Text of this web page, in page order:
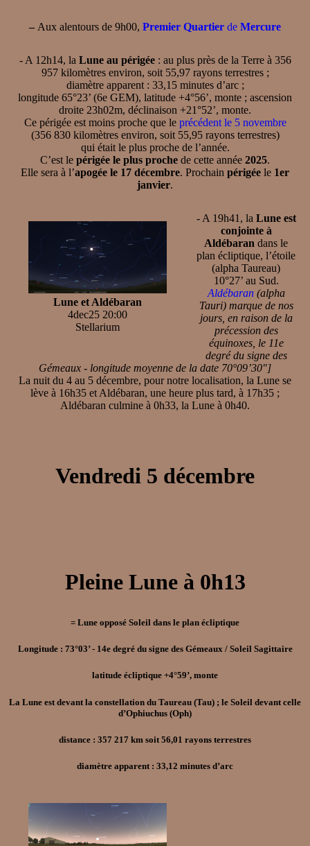
– Aux alentours de 9h00, Premier Quartier de Mercure
- A 12h14, la Lune au périgée: au plus près de la Terre à 356
957 kilomètres environ, soit 55,97 rayons terrestres ;
diamètre apparent : 33,15 minutes d’arc ;
longitude 65°23’ (6e GEM), latitude +4°56’, monte ; ascension
droite 23h02m, déclinaison +21°52’, monte.
Ce périgée est moins proche que le précédent le 5 novembre
(356 830 kilomètres environ, soit 55,95 rayons terrestres)
qui était le plus proche de l’année.
C’est le périgée le plus proche de cette année 2025.
Elle sera à l’apogée le 17 décembre. Prochain périgée le 1er
janvier.
Lune et Aldébaran
4dec25 20:00
Stellarium
- A 19h41, la Lune est
conjointe à
Aldébaran dans le
plan écliptique, l’étoile
(alpha Taureau)
10°27’ au Sud.
Aldébaran(alpha
Tauri) marque de nos
jours, en raison de la
précession des
équinoxes, le 11e
degré du signe des
Gémeaux - longitude moyenne de la date 70°09’30"]
La nuit du 4 au 5 décembre, pour notre localisation, la Lune se
lève à 16h35 et Aldébaran, une heure plus tard, à 17h35 ;
Aldébaran culmine à 0h33, la Lune à 0h40.
Vendredi 5 décembre
Pleine Lune à 0h13
= Lune opposé Soleil dans le plan écliptique
Longitude : 73°03’ - 14e degré du signe des Gémeaux / Soleil Sagittaire
latitude écliptique +4°59’, monte
La Lune est devant la constellation du Taureau (Tau) ; le Soleil devant celle
d’Ophiuchus (Oph)
distance : 357 217 km soit 56,01 rayons terrestres
diamètre apparent : 33,12 minutes d’arc